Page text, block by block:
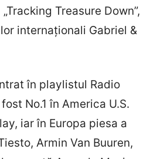
Treasure Down”,
internaţionali Gabriel &
în playlistul Radio
No.1 în America U.S.
iar în Europa piesa a
Armin Van Buuren,